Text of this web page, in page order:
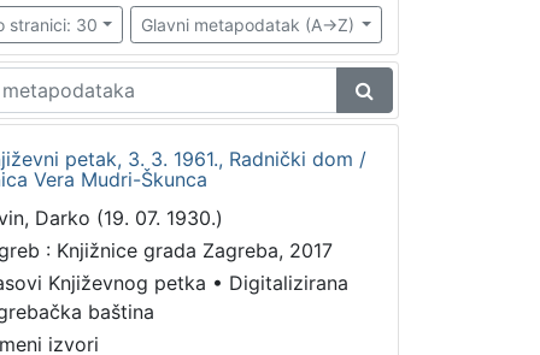
stranici: 30 Glavni metapodatak (A->Z)
petak, 3. 3. 1961., Radnički dom /
Vera Mudri-Škunca
Darko (19. 07. 1930.)
: Knjižnice grada Zagreba, 2017
Književnog petka • Digitalizirana
baština
izvori